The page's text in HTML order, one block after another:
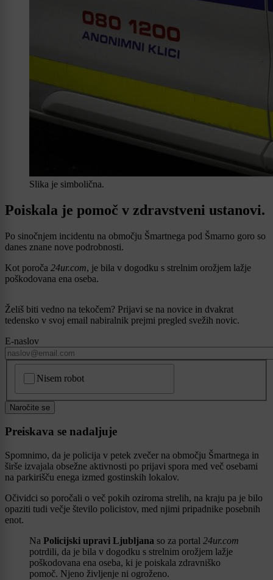
Slika je simbolična.
Poiskala je pomoč v zdravstveni ustanovi.
Po sinočnjem incidentu na območju Šmartnega pod Šmarno goro so
danes znane nove podrobnosti.
Kot poroča 24ur.com, je bila v dogodku s strelnim orožjem lažje
poškodovana ena oseba.
Želiš biti vedno na tekočem? Prijavi se na novice in dvakrat
tedensko v svoj email nabiralnik prejmi pregled svežih novic.
E-naslov
Nisem robot
Naročite se
Preiskava se nadaljuje
Spomnimo, da je policija v petek zvečer na območju Šmartnega in
širše izvajala obsežne aktivnosti po prijavi spora med več osebami
na parkirišču enega izmed gostinskih lokalov.
Očividci so poročali o več pokih oziroma strelih, na kraju pa je bilo
opaziti tudi večje število policistov, med njimi pripadnike posebnih
enot.
Na Policijski upravi Ljubljana so za portal 24ur.com
potrdili, da je bila v dogodku s strelnim orožjem lažje
poškodovana ena oseba, ki je poiskala zdravniško
pomoč. Njeno življenje ni ogroženo.